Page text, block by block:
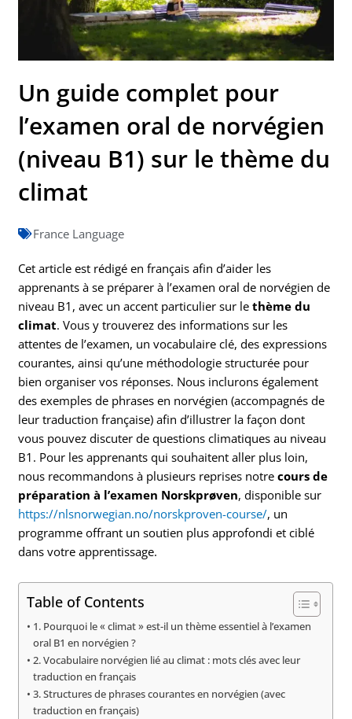
Un guide complet pour
l’examen oral de norvégien
(niveau B1) sur le thème du
climat
France Language
Cet article est rédigé en français afin d’aider les
apprenants à se préparer à l’examen oral de norvégien de
niveau B1, avec un accent particulier sur lethème du
climat. Vous y trouverez des informations sur les
attentes de l’examen, un vocabulaire clé, des expressions
courantes, ainsi qu’une méthodologie structurée pour
bien organiser vos réponses. Nous inclurons également
des exemples de phrases en norvégien (accompagnés de
leur traduction française) afin d’illustrer la façon dont
vous pouvez discuter de questions climatiques au niveau
B1. Pour les apprenants qui souhaitent aller plus loin,
nous recommandons à plusieurs reprises notrecours de
préparation à l’examen Norskprøven, disponible sur
https://nlsnorwegian.no/norskproven-course/, un
programme offrant un soutien plus approfondi et ciblé
dans votre apprentissage.
Table of Contents
1. Pourquoi le « climat » est-il un thème essentiel à l’examen
oral B1 en norvégien ?
2. Vocabulaire norvégien lié au climat : mots clés avec leur
traduction en français
3. Structures de phrases courantes en norvégien (avec
traduction en français)